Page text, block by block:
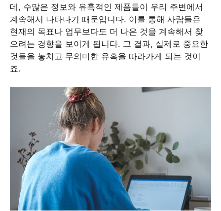
데, 수많은 정보와 유혹적인 제품들이 우리 주변에서
계속해서 나타나기 때문입니다. 이를 통해 사람들은
현재의 목표나 업무보다도 더 나은 것을 계속해서 찾
으려는 경향을 보이게 됩니다. 그 결과, 실제로 중요한
것들을 놓치고 무의미한 유혹을 따라가게 되는 것이
죠.